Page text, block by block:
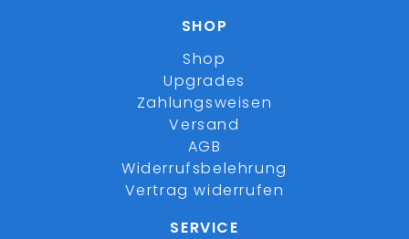
SHOP
Shop
Upgrades
Zahlungsweisen
Versand
AGB
Widerrufsbelehrung
Vertrag widerrufen
SERVICE